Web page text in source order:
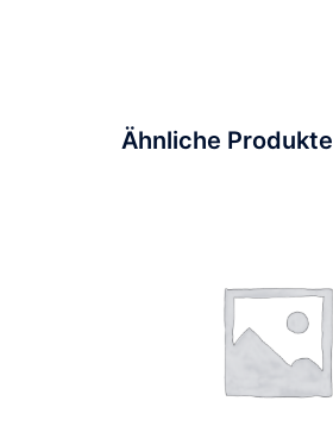
Ähnliche Produkte